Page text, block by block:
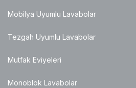
Mobilya Uyumlu Lavabolar
Tezgah Uyumlu Lavabolar
Mutfak Eviyeleri
Monoblok Lavabolar